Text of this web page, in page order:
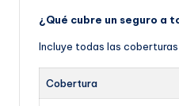
¿Qué cubre un seguro a
Incluye todas las
Cobertura